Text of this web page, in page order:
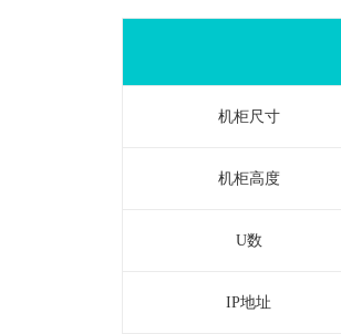
机柜尺寸
机柜高度
U数
IP地址